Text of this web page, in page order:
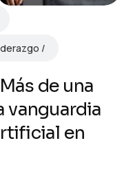
de una
vanguardia
en